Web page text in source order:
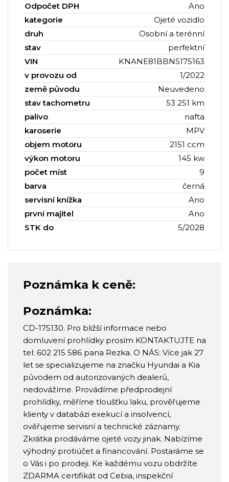
Odpočet DPH
Ano
kategorie
Ojeté vozidlo
druh
Osobní a terénní
stav
perfektní
VIN
KNANE81BBNS175163
v provozu od
1/2022
země původu
Neuvedeno
stav tachometru
53 251 km
palivo
nafta
karoserie
MPV
objem motoru
2151 ccm
výkon motoru
145 kw
počet míst
9
barva
černá
servisní knížka
Ano
první majitel
Ano
STK do
5/2028
Poznámka k ceně:
Poznámka:
CD-175130. Pro bližší informace nebo
domluvení prohlídky prosím KONTAKTUJTE na
tel: 602 215 586 pana Rezka. O NÁS: Více jak 27
let se specializujeme na značku Hyundai a Kia
původem od autorizovaných dealerů,
nedovážíme. Provádíme předprodejní
prohlídky, měříme tloušťku laku, prověřujeme
klienty v databázi exekucí a insolvencí,
ověřujeme servisní a technické záznamy.
Zkrátka prodáváme ojeté vozy jinak. Nabízíme
výhodný protiúčet a financování. Postaráme se
o Vás i po prodeji. Ke každému vozu obdržíte
ZDARMA certifikát od Cebia, inspekční